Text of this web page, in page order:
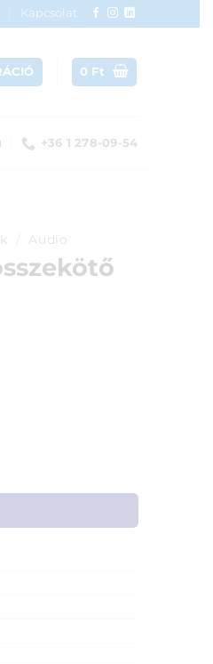
Kapcsolat
0 Ft
+36 1 278-09-54
Audio